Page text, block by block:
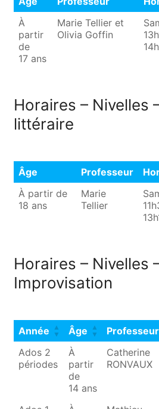
Âge
Professeur
À
partir
de
17 ans
Marie Tellier et
Olivia Goffin
Horaires – Nivelles
littéraire
Âge Professeur
Âge
Professeur
À partir de
18 ans
Marie
Tellier
Horaires – Nivelles
Improvisation
Année Âge Professeur
Année
Âge Professeur
Ados 2
périodes
À
partir
de
14 ans
Catherine
RONVAUX